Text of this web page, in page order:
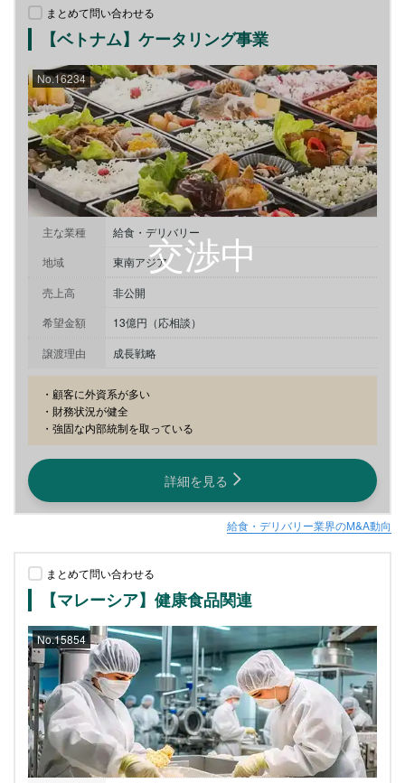
まとめて問い合わせる
【ベトナム】ケータリング事業
No.16234
主な業種
給食・デリバリー
地域
東南アジア
売上高
非公開
希望金額
13億円（応相談）
譲渡理由
成長戦略
・顧客に外資系が多い
・財務状況が健全
・強固な内部統制を取っている
詳細を見る
給食・デリバリー業界のM&A動向
まとめて問い合わせる
【マレーシア】健康食品関連
No.15854